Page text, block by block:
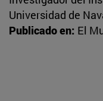
Universidad de
Publicado en: El